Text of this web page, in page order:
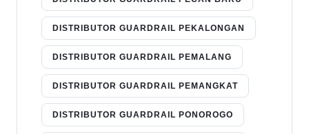
DISTRIBUTOR GUARDRAIL PEKALONGAN
DISTRIBUTOR GUARDRAIL PEMALANG
DISTRIBUTOR GUARDRAIL PEMANGKAT
DISTRIBUTOR GUARDRAIL PONOROGO